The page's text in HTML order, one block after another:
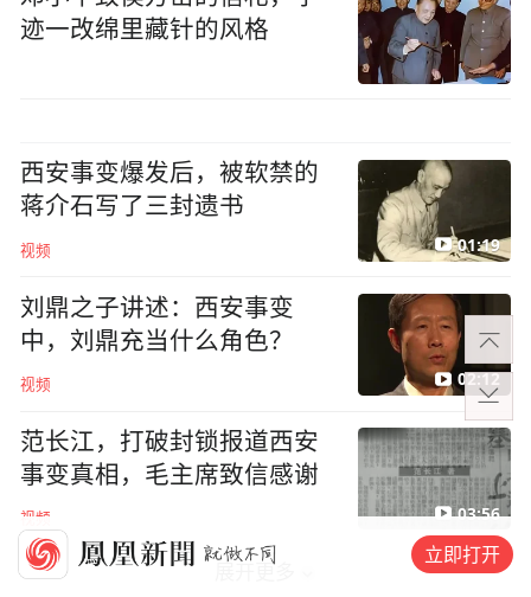
迹一改绵里藏针的风格
西安事变爆发后，被软禁的
蒋介石写了三封遗书
视频 01:19
刘鼎之子讲述：西安事变
中，刘鼎充当什么角色？
视频 02:12
范长江，打破封锁报道西安
事变真相，毛主席致信感谢
视频 03:56
立即打开